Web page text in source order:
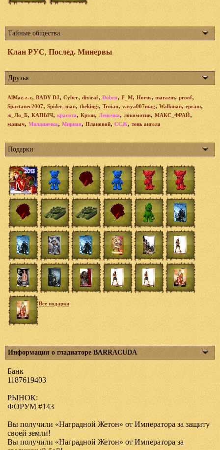
Тайные общества
Клан РУС, Послед. Минервы
Друзья
AlMaz-z-z, BADY DJ, Cyber, dixiraf, Dobro, F_M, Horus, marazm, proof,
Spartanec2007, Spider_man, thekingi, Troian, vasya007mag, Walkman, ергаш,
ж_Ло_Б, КАПЫЧ, красота, Крэзи, Леночка, локомотив, МАКС_ФРАЙ,
маныч, Милашечка, Мирная, Плановой, ССЖ, тень ангела
Подарки
Все подарки
Информация о гладиаторе BARRACUDA
Банк
1187619403
РЫНОК:
ФОРУМ #143
Вы получили «Наградной Жетон» от Императора за защиту
своей земли!
Вы получили «Наградной Жетон» от Императора за